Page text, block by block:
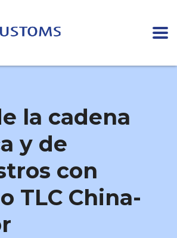
la cadena
y de
con
TLC China-